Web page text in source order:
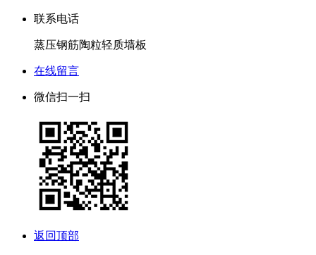
联系电话
蒸压钢筋陶粒轻质墙板
在线留言
微信扫一扫
返回顶部